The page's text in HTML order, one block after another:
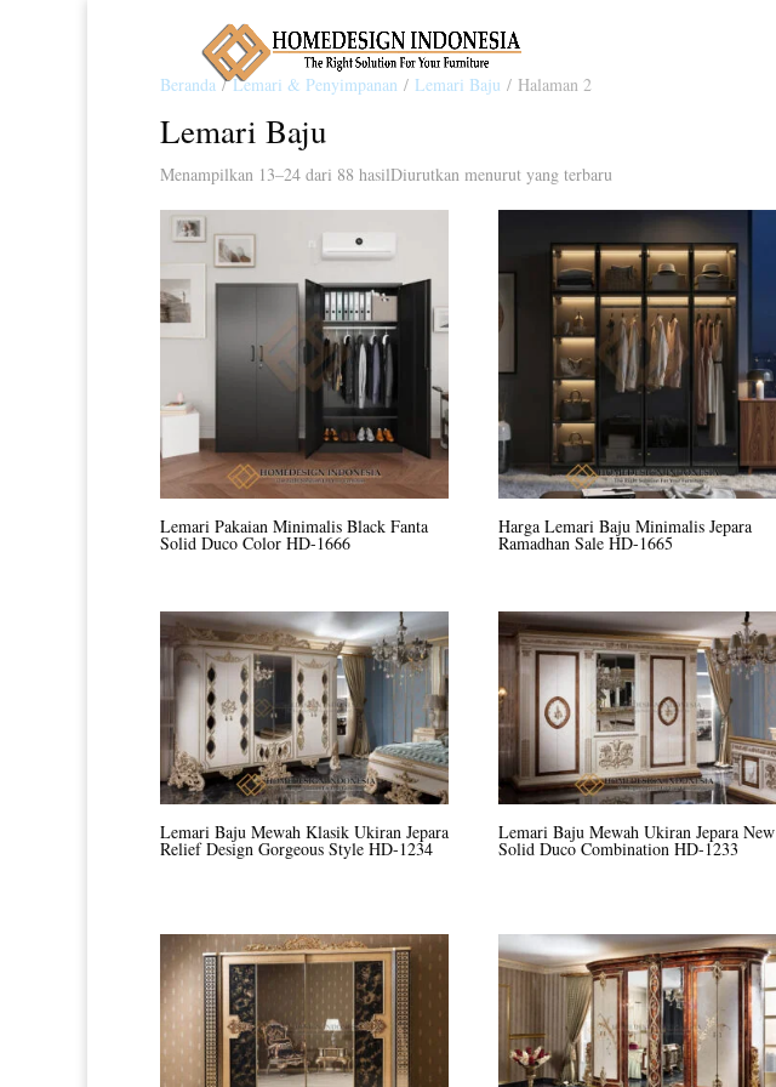
Beranda /Lemari & Penyimpanan / Lemari Baju / Halaman 2
Lemari Baju
Menampilkan 13–24 dari 88 hasilDiurutkan menurut yang terbaru
Lemari Pakaian Minimalis Black Fanta
Solid Duco Color HD-1666
Harga Lemari Baju Minimalis Jepara
Ramadhan Sale HD-1665
Lemari Baju Mewah Klasik Ukiran Jepara
Relief Design Gorgeous Style HD-1234
Lemari Baju Mewah Ukiran Jepara New
Solid Duco Combination HD-1233